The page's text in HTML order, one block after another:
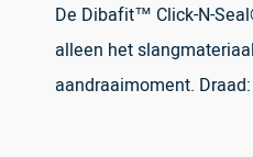
De Dibafit™ Click-N-
alleen het
aandraaimoment.